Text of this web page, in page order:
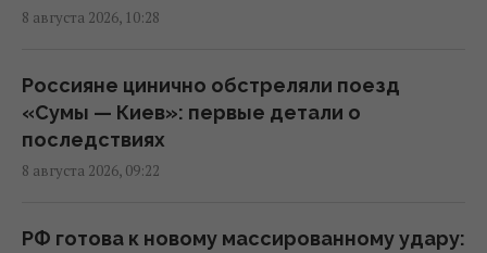
В результате атаки РФ был уничтожен
индивидуальной защиты
21:32 пятница, 07 августа 2026
Суд продлил содержание под стражей
проблемах со здоровьем
8 августа 2026, 10:28
Россияне цинично обстреляли поезд
«Сумы — Киев»: первые детали о
последствиях
8 августа 2026, 09:22
РФ готова к новому массированному удару: